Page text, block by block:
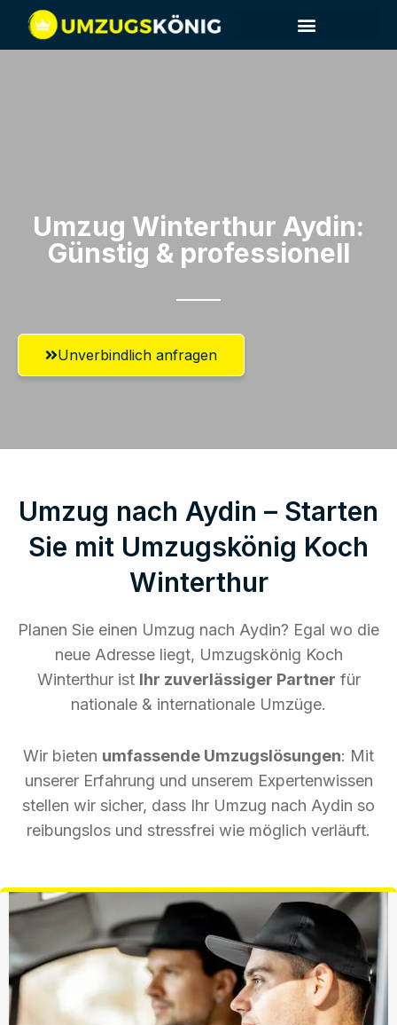
Umzug Winterthur​ Aydin:
Günstig & professionell​
Unverbindlich anfragen
Umzug nach Aydin – Starten
Sie mit Umzugskönig Koch
Winterthur
Planen Sie einen Umzug nach Aydin? Egal wo die
neue Adresse liegt, Umzugskönig Koch
Winterthur ist Ihr zuverlässiger Partner für
nationale & internationale Umzüge.
Wir bieten umfassende Umzugslösungen: Mit
unserer Erfahrung und unserem Expertenwissen
stellen wir sicher, dass Ihr Umzug nach Aydin so
reibungslos und stressfrei wie möglich verläuft.